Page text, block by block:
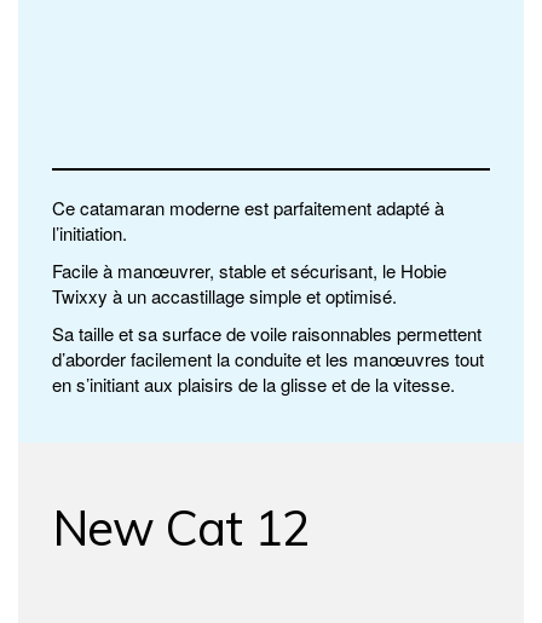
Ce catamaran moderne est parfaitement adapté à
l’initiation.
Facile à manœuvrer, stable et sécurisant, le Hobie
Twixxy à un accastillage simple et optimisé.
Sa taille et sa surface de voile raisonnables permettent
d’aborder facilement la conduite et les manœuvres tout
en s’initiant aux plaisirs de la glisse et de la vitesse.
New Cat 12